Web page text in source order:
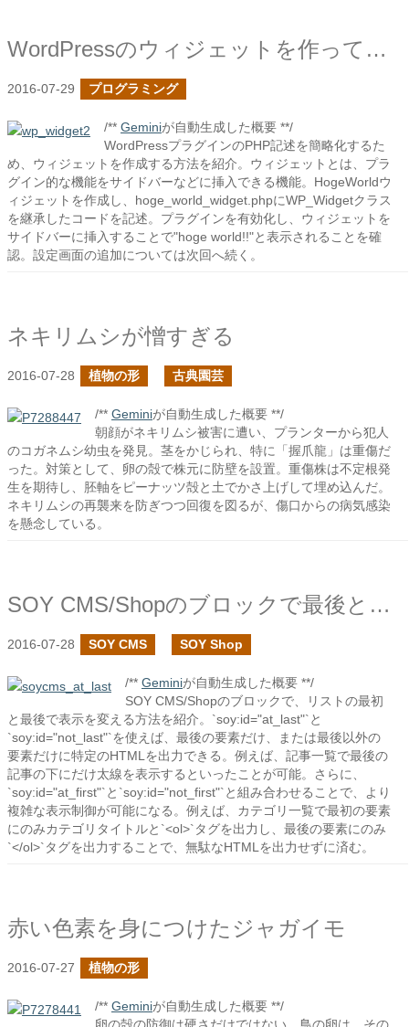
WordPressのウィジェットを作ってみた１
2016-07-29 プログラミング
/** Geminiが自動生成した概要 **/
WordPressプラグインのPHP記述を簡略化するた
め、ウィジェットを作成する方法を紹介。ウィジェットとは、プラ
グイン的な機能をサイドバーなどに挿入できる機能。HogeWorldウ
ィジェットを作成し、hoge_world_widget.phpにWP_Widgetクラス
を継承したコードを記述。プラグインを有効化し、ウィジェットを
サイドバーに挿入することで"hoge world!!"と表示されることを確
認。設定画面の追加については次回へ続く。
ネキリムシが憎すぎる
2016-07-28 植物の形 古典園芸
/** Geminiが自動生成した概要 **/
朝顔がネキリムシ被害に遭い、プランターから犯人
のコガネムシ幼虫を発見。茎をかじられ、特に「握爪龍」は重傷だ
った。対策として、卵の殻で株元に防壁を設置。重傷株は不定根発
生を期待し、胚軸をピーナッツ殻と土でかさ上げして埋め込んだ。
ネキリムシの再襲来を防ぎつつ回復を図るが、傷口からの病気感染
を懸念している。
SOY CMS/Shopのブロックで最後とそれ以外のデータで表示を変えたい
2016-07-28 SOY CMS SOY Shop
/** Geminiが自動生成した概要 **/
SOY CMS/Shopのブロックで、リストの最初
と最後で表示を変える方法を紹介。`soy:id="at_last"`と
`soy:id="not_last"`を使えば、最後の要素だけ、または最後以外の
要素だけに特定のHTMLを出力できる。例えば、記事一覧で最後の
記事の下にだけ太線を表示するといったことが可能。さらに、
`soy:id="at_first"`と`soy:id="not_first"`と組み合わせることで、より
複雑な表示制御が可能になる。例えば、カテゴリ一覧で最初の要素
にのみカテゴリタイトルと`<ol>`タグを出力し、最後の要素にのみ
`</ol>`タグを出力することで、無駄なHTMLを出力せずに済む。
赤い色素を身につけたジャガイモ
2016-07-27 植物の形
/** Geminiが自動生成した概要 **/